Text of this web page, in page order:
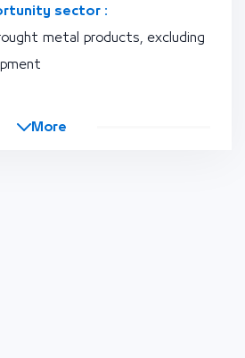
sector :
metal products, excluding
More